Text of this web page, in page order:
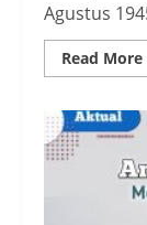
Agustus
Read More